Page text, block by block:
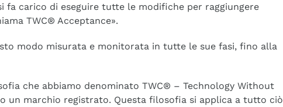
fa carico di eseguire tutte le modifiche per raggiungere
TWC® Acceptance».
modo misurata e monitorata in tutte le sue fasi, fino alla
che abbiamo denominato TWC® – Technology Without
un marchio registrato. Questa filosofia si applica a tutto ciò